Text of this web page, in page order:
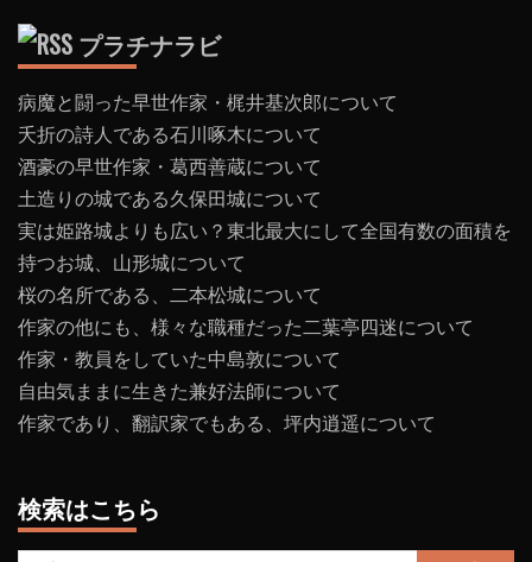
プラチナラビ
病魔と闘った早世作家・梶井基次郎について
夭折の詩人である石川啄木について
酒豪の早世作家・葛西善蔵について
土造りの城である久保田城について
実は姫路城よりも広い？東北最大にして全国有数の面積を
持つお城、山形城について
桜の名所である、二本松城について
作家の他にも、様々な職種だった二葉亭四迷について
作家・教員をしていた中島敦について
自由気ままに生きた兼好法師について
作家であり、翻訳家でもある、坪内逍遥について
検索はこちら